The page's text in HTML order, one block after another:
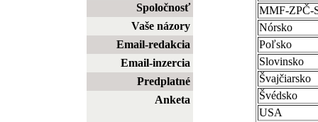
Spoločnosť
Vaše názory
Email-redakcia
Email-inzercia
Predplatné
Anketa
MMF-ZPČ-
Nórsko
Poľsko
Slovinsko
Švajčiarsko
Švédsko
USA